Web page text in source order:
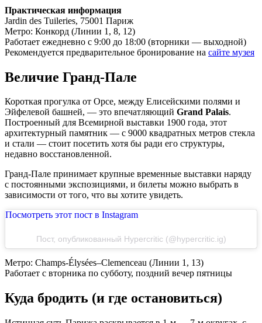
Практическая информация
Jardin des Tuileries, 75001 Париж
Метро: Конкорд (Линии 1, 8, 12)
Работает ежедневно с 9:00 до 18:00 (вторники — выходной)
Рекомендуется предварительное бронирование на сайте музея
Величие Гранд-Пале
Короткая прогулка от Орсе, между Елисейскими полями и
Эйфелевой башней, — это впечатляющий Grand Palais.
Построенный для Всемирной выставки 1900 года, этот
архитектурный памятник — с 9000 квадратных метров стекла
и стали — стоит посетить хотя бы ради его структуры,
недавно восстановленной.
Гранд-Пале принимает крупные временные выставки наряду
с постоянными экспозициями, и билеты можно выбрать в
зависимости от того, что вы хотите увидеть.
Посмотреть этот пост в Instagram
Пост, опубликованный Hypercritic (@hypercritic.ig)
Метро: Champs-Élysées–Clemenceau (Линии 1, 13)
Работает с вторника по субботу, поздний вечер пятницы
Куда бродить (и где остановиться)